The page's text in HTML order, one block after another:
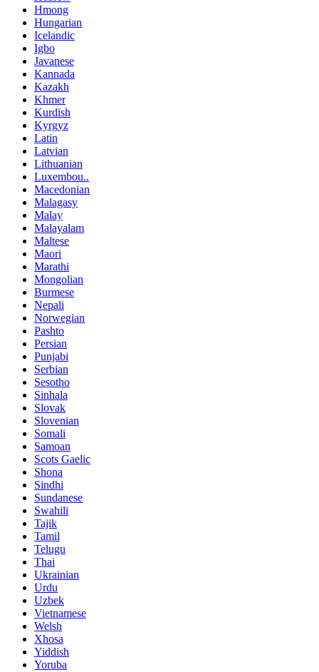
Hmong
Hungarian
Icelandic
Igbo
Javanese
Kannada
Kazakh
Khmer
Kurdish
Kyrgyz
Latin
Latvian
Lithuanian
Luxembou..
Macedonian
Malagasy
Malay
Malayalam
Maltese
Maori
Marathi
Mongolian
Burmese
Nepali
Norwegian
Pashto
Persian
Punjabi
Serbian
Sesotho
Sinhala
Slovak
Slovenian
Somali
Samoan
Scots Gaelic
Shona
Sindhi
Sundanese
Swahili
Tajik
Tamil
Telugu
Thai
Ukrainian
Urdu
Uzbek
Vietnamese
Welsh
Xhosa
Yiddish
Yoruba